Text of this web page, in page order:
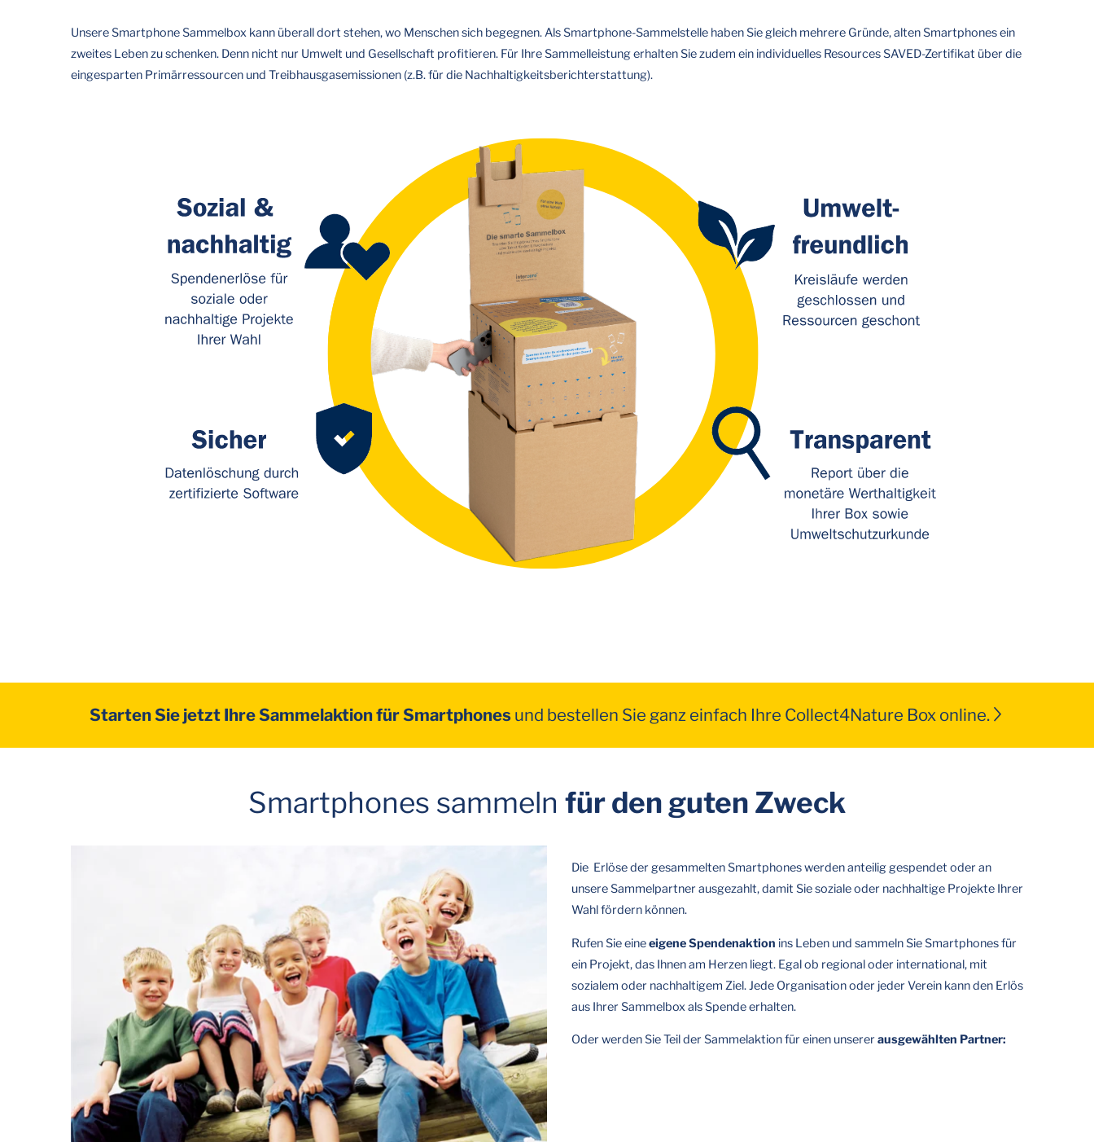
Unsere Smartphone Sammelbox kann überall dort stehen, wo Menschen sich begegnen. Als Smartphone-Sammelstelle haben Sie gleich mehrere Gründe, alten Smartphones ein
zweites Leben zu schenken. Denn nicht nur Umwelt und Gesellschaft profitieren. Für Ihre Sammelleistung erhalten Sie zudem ein individuelles Resources SAVED-Zertifikat über die
eingesparten Primärressourcen und Treibhausgasemissionen (z.B. für die Nachhaltigkeitsberichterstattung).
Starten Sie jetzt Ihre Sammelaktion für Smartphonesund bestellen Sie ganz einfach Ihre Collect4Nature Box online.
Smartphones sammeln für den guten Zweck
Die Erlöse der gesammelten Smartphones werden anteilig gespendet oder an
unsere Sammelpartner ausgezahlt, damit Sie soziale oder nachhaltige Projekte Ihrer
Wahl fördern können.
Rufen Sie eineeigene Spendenaktion ins Leben und sammeln Sie Smartphones für
ein Projekt, das Ihnen am Herzen liegt. Egal ob regional oder international, mit
sozialem oder nachhaltigem Ziel. Jede Organisation oder jeder Verein kann den Erlös
aus Ihrer Sammelbox als Spende erhalten.
Oder werden Sie Teil der Sammelaktion für einen unsererausgewählten Partner: